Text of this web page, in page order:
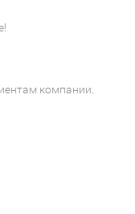
компании.